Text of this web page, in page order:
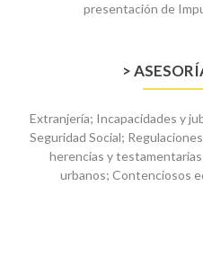
presentación de
>
Extranjería; Incapacidades y
Seguridad Social;
herencias y
urbanos; Contenciosos